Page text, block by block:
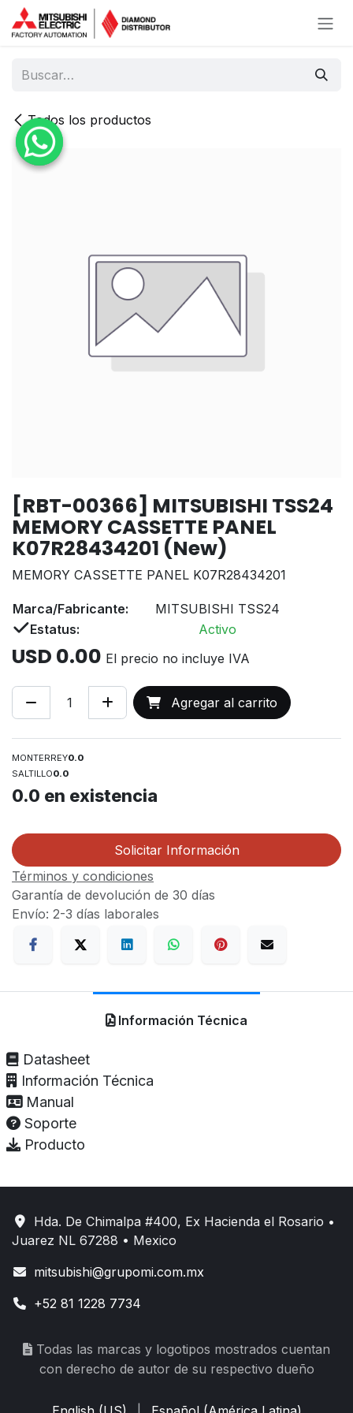
Ir al contenido
Todos los productos
[RBT-00366] MITSUBISHI TSS24
MEMORY CASSETTE PANEL
K07R28434201 (New)
MEMORY CASSETTE PANEL K07R28434201
Marca/Fabricante:
MITSUBISHI TSS24
Estatus:
Activo
USD 0.00 El precio no incluye IVA
Agregar al carrito
MONTERREY0.0
SALTILLO0.0
0.0 en existencia
Solicitar Información
Términos y condiciones
Garantía de devolución de 30 días
Envío: 2-3 días laborales
Información Técnica
Datasheet
Información Técnica
Manual
Soporte
Producto
Hda. De Chimalpa #400, Ex Hacienda el Rosario •
Juarez NL 67288 • Mexico
mitsubishi@grupomi.com.mx
+52 81 1228 7734
Todas las marcas y logotipos mostrados cuentan
con derecho de autor de su respectivo dueño